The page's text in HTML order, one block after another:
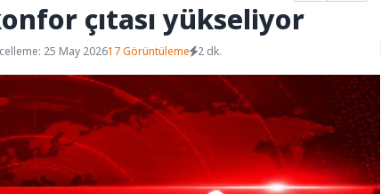
çıtası yükseliyor
25 May 202617 Görüntüleme 2 dk.